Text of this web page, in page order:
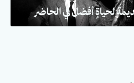
لحياةٍ أفضل في الحاضر